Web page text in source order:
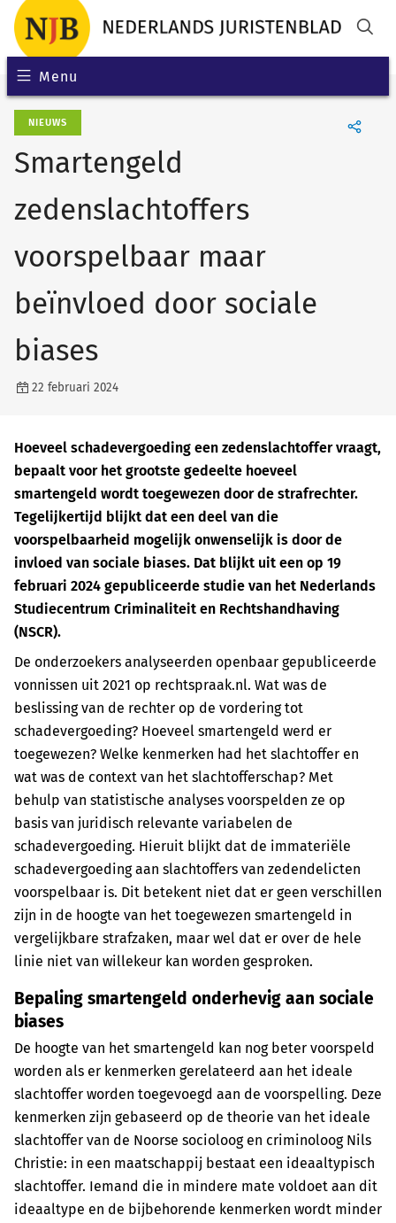
Menu
NIEUWS
Smartengeld
zedenslachtoffers
voorspelbaar maar
beïnvloed door sociale
biases
22 februari 2024
Hoeveel schadevergoeding een zedenslachtoffer vraagt,
bepaalt voor het grootste gedeelte hoeveel
smartengeld wordt toegewezen door de strafrechter.
Tegelijkertijd blijkt dat een deel van die
voorspelbaarheid mogelijk onwenselijk is door de
invloed van sociale biases. Dat blijkt uit een op 19
februari 2024 gepubliceerde studie van het Nederlands
Studiecentrum Criminaliteit en Rechtshandhaving
(NSCR).
De onderzoekers analyseerden openbaar gepubliceerde
vonnissen uit 2021 op rechtspraak.nl. Wat was de
beslissing van de rechter op de vordering tot
schadevergoeding? Hoeveel smartengeld werd er
toegewezen? Welke kenmerken had het slachtoffer en
wat was de context van het slachtofferschap? Met
behulp van statistische analyses voorspelden ze op
basis van juridisch relevante variabelen de
schadevergoeding. Hieruit blijkt dat de immateriële
schadevergoeding aan slachtoffers van zedendelicten
voorspelbaar is. Dit betekent niet dat er geen verschillen
zijn in de hoogte van het toegewezen smartengeld in
vergelijkbare strafzaken, maar wel dat er over de hele
linie niet van willekeur kan worden gesproken.
Bepaling smartengeld onderhevig aan sociale
biases
De hoogte van het smartengeld kan nog beter voorspeld
worden als er kenmerken gerelateerd aan het ideale
slachtoffer worden toegevoegd aan de voorspelling. Deze
kenmerken zijn gebaseerd op de theorie van het ideale
slachtoffer van de Noorse socioloog en criminoloog Nils
Christie: in een maatschappij bestaat een ideaaltypisch
slachtoffer. Iemand die in mindere mate voldoet aan dit
ideaaltype en de bijbehorende kenmerken wordt minder